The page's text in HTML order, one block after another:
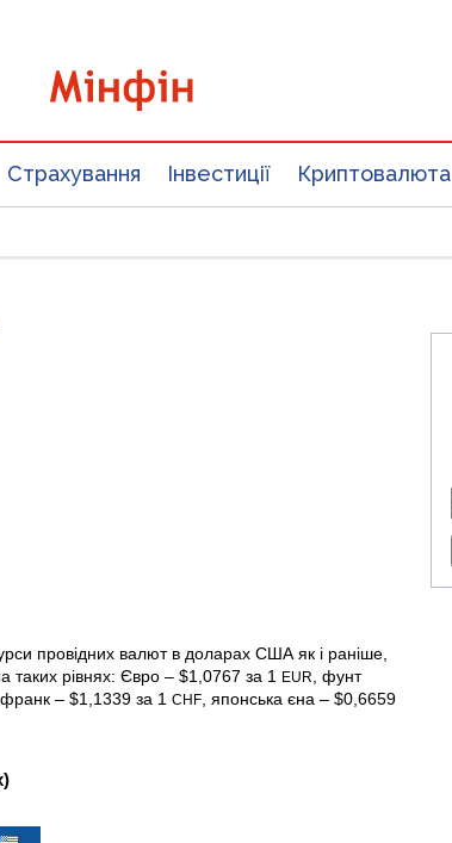
Страхування Інвестиції Криптовалюта
провідних валют в доларах США як і раніше,
рівнях: Євро – $1,0767 за 1 EUR
, фунт
– $1,1339 за 1 CHF , японська єна – $0,6659